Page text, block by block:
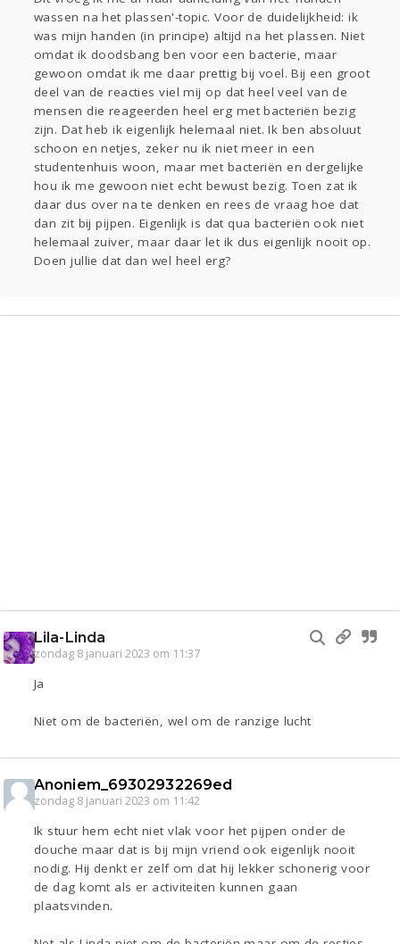
Gevraagd
Horen Doen
Zien
Lezen
wassen na het plassen'-topic. Voor de duidelijkheid: ik
was mijn handen (in principe) altijd na het plassen. Niet
omdat ik doodsbang ben voor een bacterie, maar
gewoon omdat ik me daar prettig bij voel. Bij een groot
deel van de reacties viel mij op dat heel veel van de
mensen die reageerden heel erg met bacteriën bezig
zijn. Dat heb ik eigenlijk helemaal niet. Ik ben absoluut
schoon en netjes, zeker nu ik niet meer in een
studentenhuis woon, maar met bacteriën en dergelijke
hou ik me gewoon niet echt bewust bezig. Toen zat ik
daar dus over na te denken en rees de vraag hoe dat
dan zit bij pijpen. Eigenlijk is dat qua bacteriën ook niet
helemaal zuiver, maar daar let ik dus eigenlijk nooit op.
Doen jullie dat dan wel heel erg?
Lila-Linda
zondag 8 januari 2023 om 11:37
Ja
Niet om de bacteriën, wel om de ranzige lucht
Anoniem_69302932269ed
zondag 8 januari 2023 om 11:42
Ik stuur hem echt niet vlak voor het pijpen onder de
douche maar dat is bij mijn vriend ook eigenlijk nooit
nodig. Hij denkt er zelf om dat hij lekker schonerig voor
de dag komt als er activiteiten kunnen gaan
plaatsvinden.